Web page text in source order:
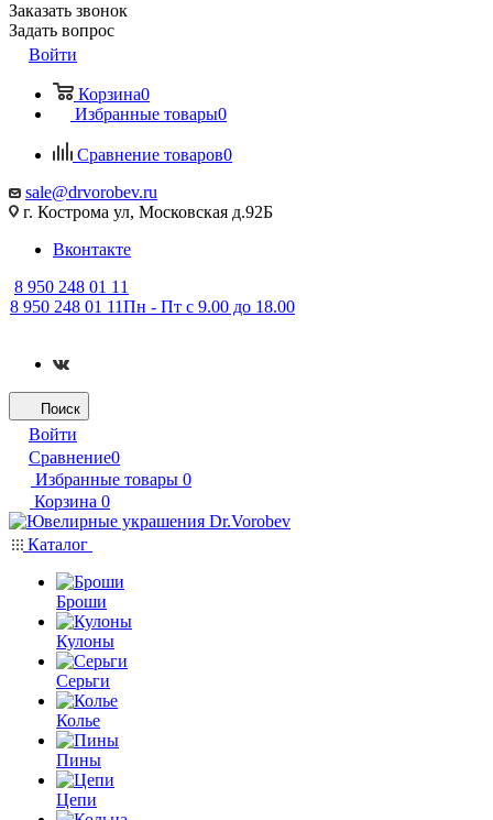
Заказать звонок
Задать вопрос
Войти
Корзина0
Избранные товары0
Сравнение товаров0
sale@drvorobev.ru
г. Кострома ул, Московская д.92Б
Вконтакте
8 950 248 01 11
8 950 248 01 11Пн - Пт с 9.00 до 18.00
Поиск
Войти
Сравнение0
Избранные товары 0
Корзина 0
Каталог
Броши
Кулоны
Серьги
Колье
Пины
Цепи